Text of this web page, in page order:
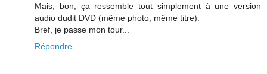
Mais, bon, ça ressemble tout simplement à une version
audio dudit DVD (même photo, même titre).
Bref, je passe mon tour...
Répondre